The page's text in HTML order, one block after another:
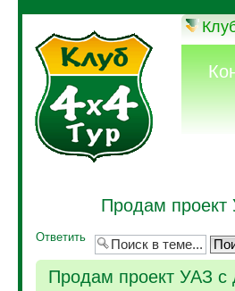
Продам
Ответить
Продам проект УАЗ